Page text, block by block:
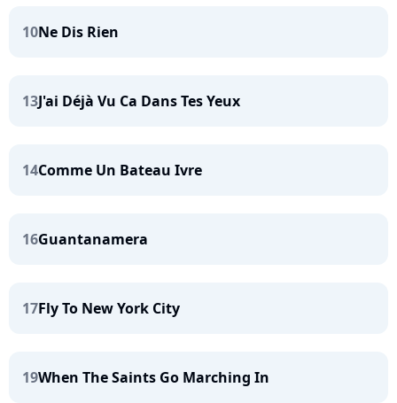
10Ne Dis Rien
13J'ai Déjà Vu Ca Dans Tes Yeux
14Comme Un Bateau Ivre
16Guantanamera
17Fly To New York City
19When The Saints Go Marching In